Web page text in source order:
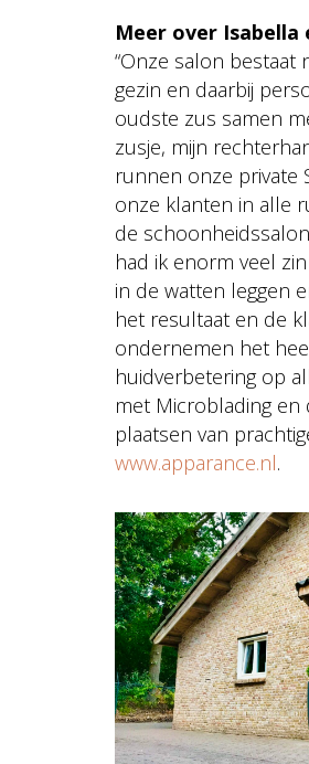
Meer over Isabella
“Onze salon bestaat
gezin en daarbij
oudste zus samen
zusje, mijn
runnen onze private
onze klanten in alle
de
had ik enorm veel
in de watten leggen
het resultaat en de
ondernemen het
huidverbetering op
met Microblading
plaatsen van
www.apparance.nl.